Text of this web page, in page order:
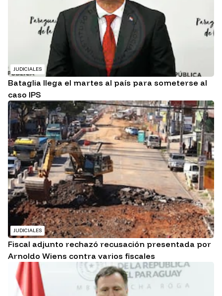
JUDICIALES
Bataglia llega el martes al país para someterse al
caso IPS
JUDICIALES
Fiscal adjunto rechazó recusación presentada por
Arnoldo Wiens contra varios fiscales